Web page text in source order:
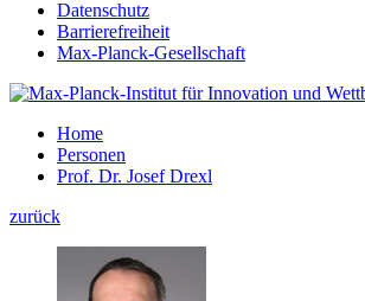
Datenschutz
Barrierefreiheit
Max-Planck-Gesellschaft
Home
Personen
Prof. Dr. Josef Drexl
zurück